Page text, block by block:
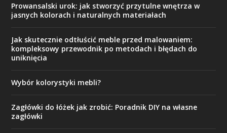
Prowansalski urok: jak stworzyć przytulne wnętrza w
jasnych kolorach i naturalnych materiałach
Jak skutecznie odtłuścić meble przed malowaniem:
kompleksowy przewodnik po metodach i błędach do
uniknięcia
Wybór kolorystyki mebli?
Zagłówki do łóżek jak zrobić: Poradnik DIY na własne
zagłówki